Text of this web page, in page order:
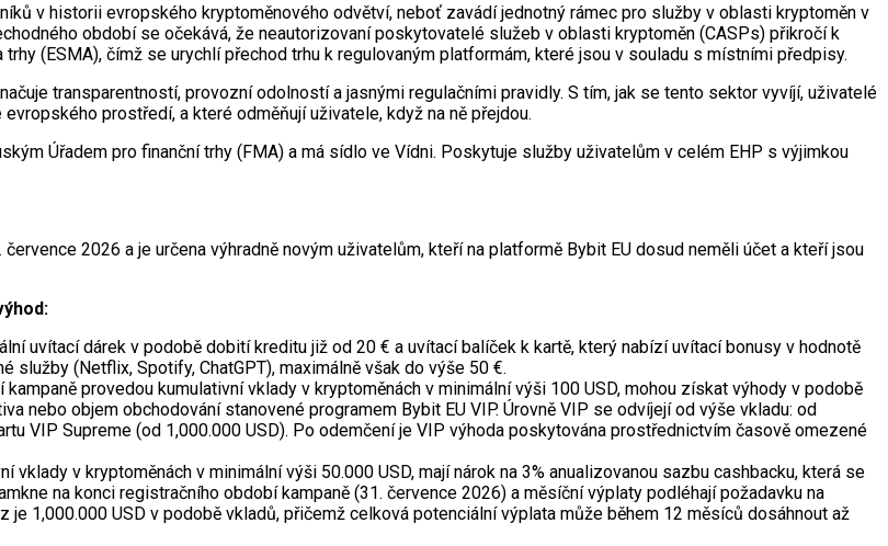
v historii evropského kryptoměnového odvětví, neboť zavádí jednotný rámec pro služby v oblasti kryptoměn v
období se očekává, že neautorizovaní poskytovatelé služeb v oblasti kryptoměn (CASPs) přikročí k
(ESMA), čímž se urychlí přechod trhu k regulovaným platformám, které jsou v souladu s místními předpisy.
transparentností, provozní odolností a jasnými regulačními pravidly. S tím, jak se tento sektor vyvíjí, uživatelé
prostředí, a které odměňují uživatele, když na ně přejdou.
Úřadem pro finanční trhy (FMA) a má sídlo ve Vídni. Poskytuje služby uživatelům v celém EHP s výjimkou
2026 a je určena výhradně novým uživatelům, kteří na platformě Bybit EU dosud neměli účet a kteří jsou
uvítací dárek v podobě dobití kreditu již od 20 € a uvítací balíček k kartě, který nabízí uvítací bonusy v hodnotě
služby (Netflix, Spotify, ChatGPT), maximálně však do výše 50 €.
provedou kumulativní vklady v kryptoměnách v minimální výši 100 USD, mohou získat výhody v podobě
nebo objem obchodování stanovené programem Bybit EU VIP. Úrovně VIP se odvíjejí od výše vkladu: od
VIP Supreme (od 1,000.000 USD). Po odemčení je VIP výhoda poskytována prostřednictvím časově omezené
v kryptoměnách v minimální výši 50.000 USD, mají nárok na 3% anualizovanou sazbu cashbacku, která se
na konci registračního období kampaně (31. července 2026) a měsíční výplaty podléhají požadavku na
1,000.000 USD v podobě vkladů, přičemž celková potenciální výplata může během 12 měsíců dosáhnout až